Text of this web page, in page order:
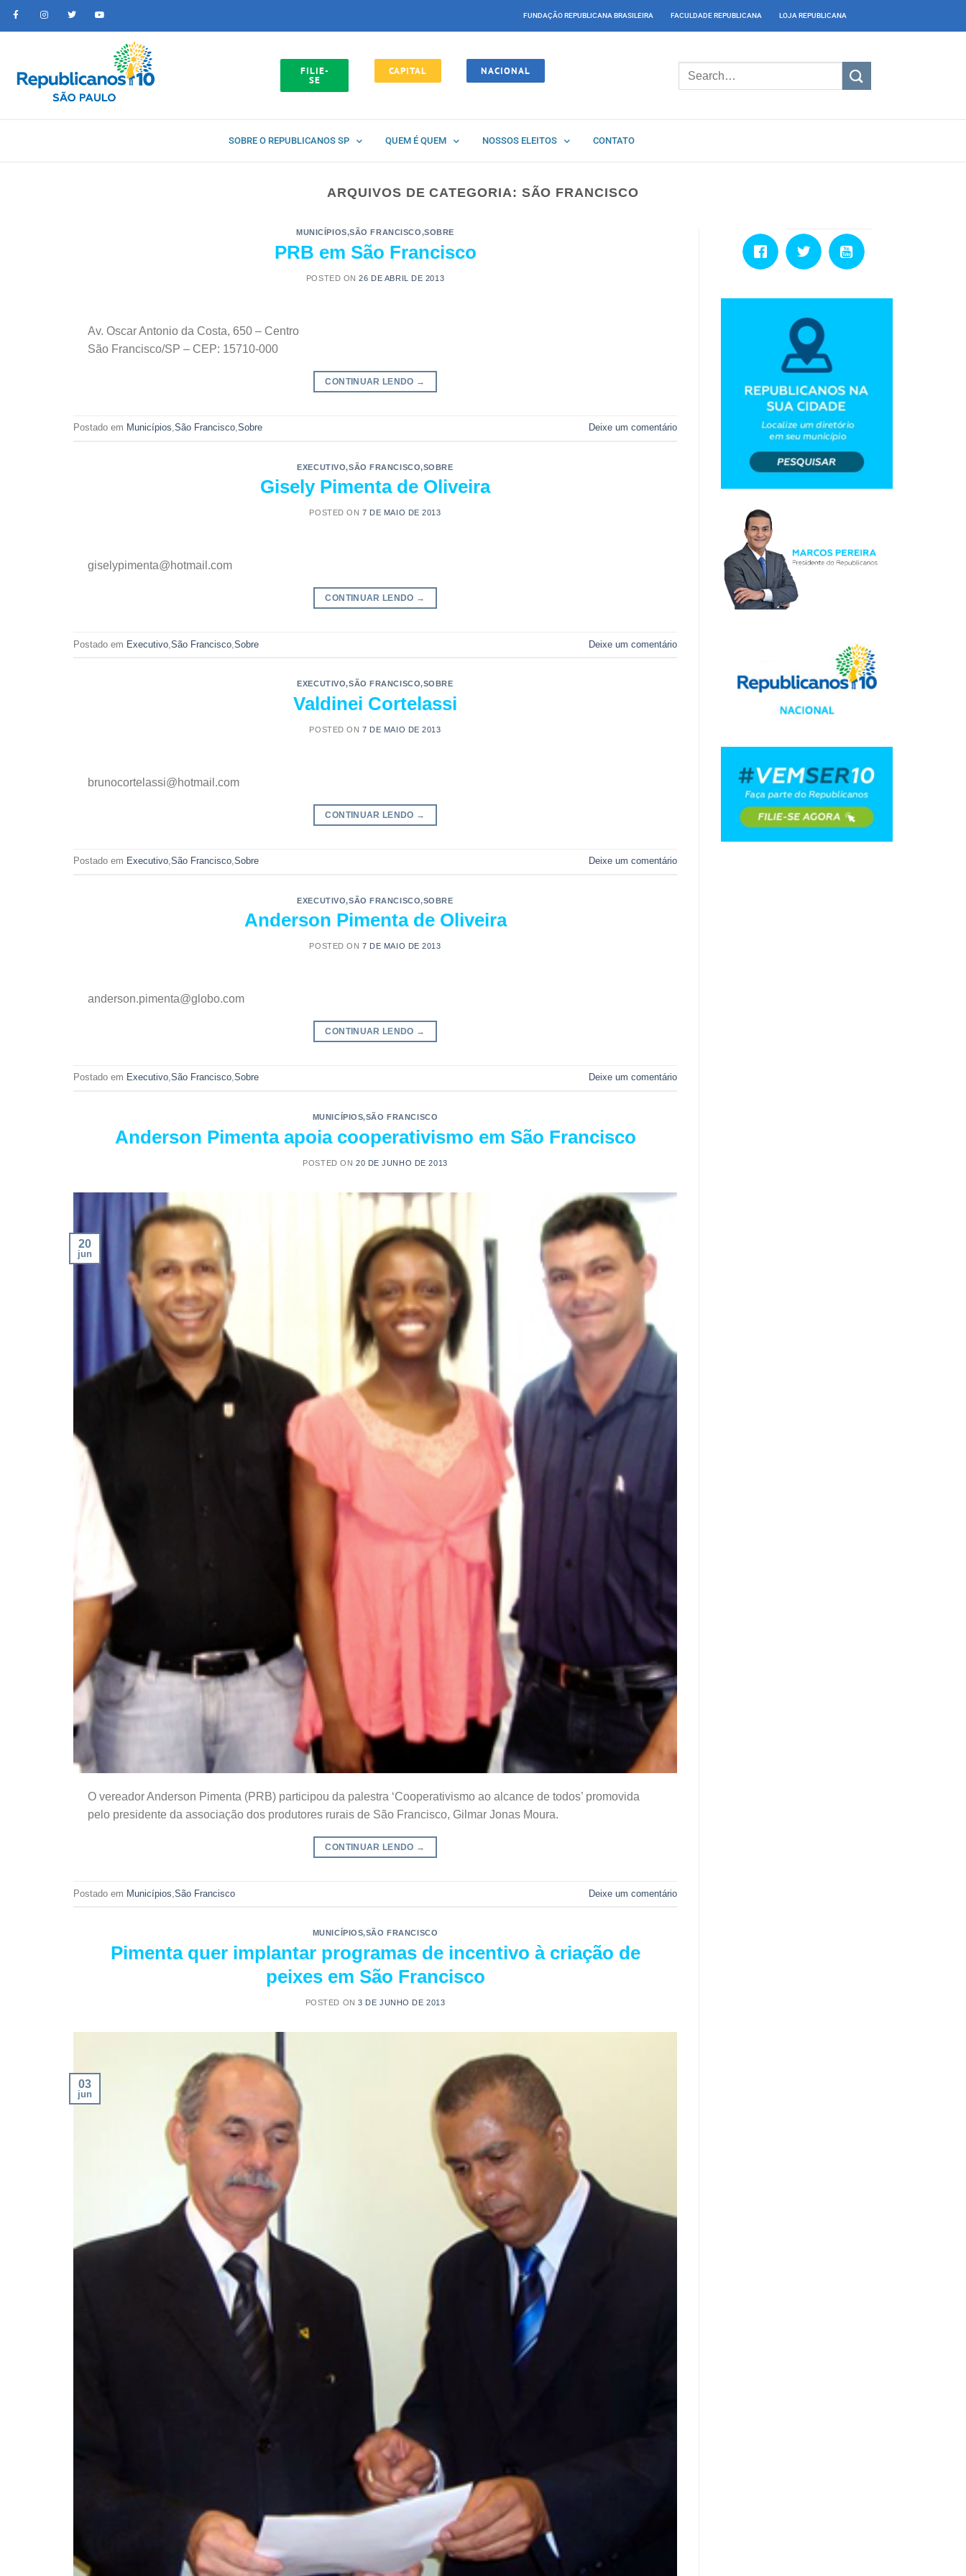
FUNDAÇÃO REPUBLICANA BRASILEIRA FACULDADE REPUBLICANA LOJA REPUBLICANA
FILIE-
SE
CAPITAL NACIONAL
SOBRE O REPUBLICANOS SP QUEM É QUEM NOSSOS ELEITOS CONTATO
ARQUIVOS DE CATEGORIA: SÃO FRANCISCO
MUNICÍPIOS,SÃO FRANCISCO,SOBRE
PRB em São Francisco
POSTED ON26 DE ABRIL DE 2013
Av. Oscar Antonio da Costa, 650 – Centro
São Francisco/SP – CEP: 15710-000
CONTINUAR LENDO →
Postado em Municípios,São Francisco,Sobre Deixe um comentário
EXECUTIVO,SÃO FRANCISCO,SOBRE
Gisely Pimenta de Oliveira
POSTED ON7 DE MAIO DE 2013
giselypimenta@hotmail.com
CONTINUAR LENDO →
Postado em Executivo São Francisco Sobre Deixe um comentário
EXECUTIVO,SÃO FRANCISCO,SOBRE
Valdinei Cortelassi
POSTED ON7 DE MAIO DE 2013
brunocortelassi@hotmail.com
CONTINUAR LENDO →
Postado em Executivo,São Francisco,Sobre Deixe um comentário
EXECUTIVO,SÃO FRANCISCO,SOBRE
Anderson Pimenta de Oliveira
POSTED ON7 DE MAIO DE 2013
anderson.pimenta@globo.com
CONTINUAR LENDO →
Postado em Executivo,São Francisco,Sobre Deixe um comentário
MUNICÍPIOS,SÃO FRANCISCO
Anderson Pimenta apoia cooperativismo em São Francisco
POSTED ON 20 DE JUNHO DE 2013
20
jun
O vereador Anderson Pimenta (PRB) participou da palestra ‘Cooperativismo ao alcance de todos’ promovida
pelo presidente da associação dos produtores rurais de São Francisco, Gilmar Jonas Moura.
CONTINUAR LENDO →
Postado em Municípios São Francisco Deixe um comentário
MUNICÍPIOS,SÃO FRANCISCO
Pimenta quer implantar programas de incentivo à criação de
peixes em São Francisco
POSTED ON3 DE JUNHO DE 2013
03
jun